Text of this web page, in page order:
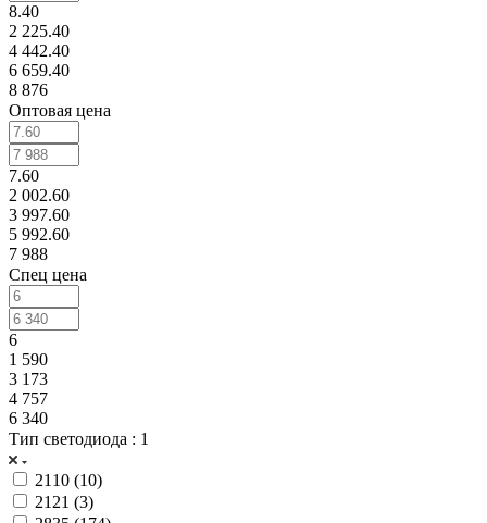
8.40
2 225.40
4 442.40
6 659.40
8 876
Оптовая цена
7.60
2 002.60
3 997.60
5 992.60
7 988
Спец цена
6
1 590
3 173
4 757
6 340
Тип светодиода : 1
2110 (10)
2121 (3)